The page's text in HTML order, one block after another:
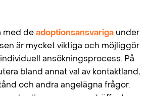
med deadoptionsansvariga under
är mycket viktiga och möjliggör
ansökningsprocess. På
bland annat val av kontaktland,
och andra angelägna frågor.